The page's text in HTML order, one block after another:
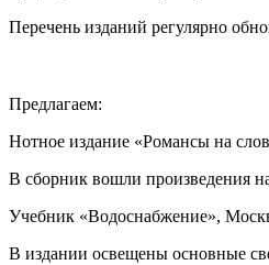
Перечень изданий регулярно
Предлагаем:
Нотное издание «Романсы на
В сборник вошли произведения
Учебник «Водоснабжение»,
В издании освещены основные